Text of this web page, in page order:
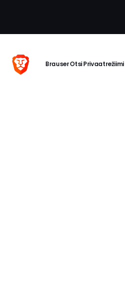
BrauserOtsiPrivaatrežiimi